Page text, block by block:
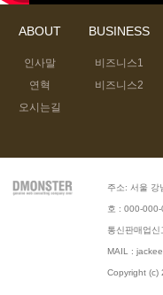
ABOUT BUSINESS
인사말
연혁
오시는길
비즈니스1
비즈니스2
주소: 서울 강
호 : 000-
통신판매업
MAIL :
Copyright (c)